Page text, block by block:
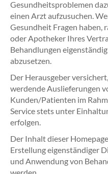
Gesundheitsproblemen
einen Arzt aufzusuchen.
Gesundheit Fragen haben,
oder Apotheker Ihres
Behandlungen
abzusetzen.
Der Herausgeber
werdende Auslieferungen
Kunden/Patienten im
Service stets unter
erfolgen.
Der Inhalt dieser
Erstellung eigenständiger
und Anwendung von